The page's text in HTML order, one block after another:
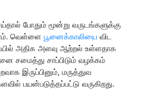
போதும் மூன்று வருடங்களுக்கு
வெள்ளை பூனைக்காலியை விட
அதிக அளவு ஆற்றல் உள்ளதாக
சமைத்து சாப்பிடும் வழக்கம்
இருப்பினும், மருத்துவ
பயன்படுத்தப்பட்டு வருகிறது.